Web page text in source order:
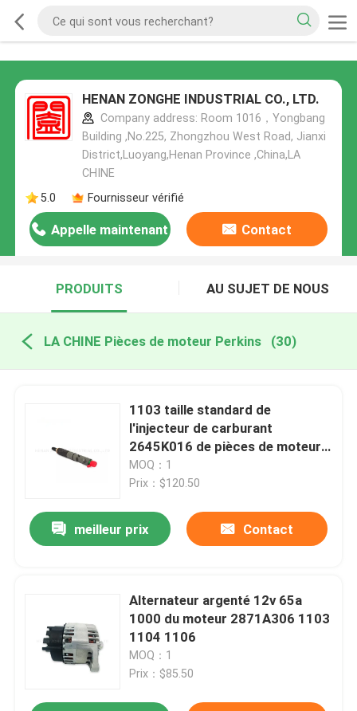
HENAN ZONGHE INDUSTRIAL CO., LTD.
Company address: Room 1016，Yongbang
Building ,No.225, Zhongzhou West Road, Jianxi
District,Luoyang,Henan Province ,China,LA
CHINE
5.0
Fournisseur vérifié
Appelle maintenant Contact
PRODUITS AU SUJET DE NOUS
LA CHINE Pièces de moteur Perkins (30)
1103 taille standard de
l'injecteur de carburant
2645K016 de pièces de moteur
de 1104 Perkins
MOQ：1
Prix：$120.50
meilleur prix Contact
Alternateur argenté 12v 65a
1000 du moteur 2871A306 1103
1104 1106
MOQ：1
Prix：$85.50